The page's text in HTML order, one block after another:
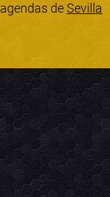
deSevilla